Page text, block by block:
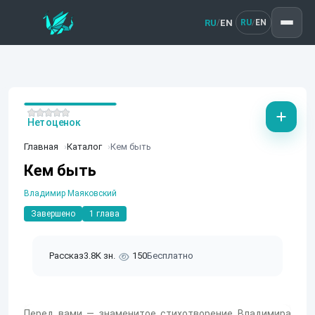
RU/EN RU/ EN
Главная Каталог Кем быть
Кем быть
Владимир Маяковский
Завершено 1 глава
Рассказ3.8K зн. 150Бесплатно
Нет оценок